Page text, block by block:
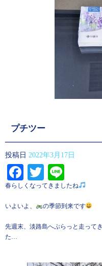
プチツー
投稿日 2022年3月17日
Facebook
Twitter
春らしくなってきましたね
いよいよ、 の季節到来です
先週末、淡路島へぷらっと走って
た…